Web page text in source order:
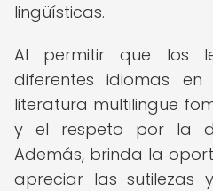
lingüísticas.
Al permitir que los
diferentes idiomas
literatura multilingüe
y el respeto por la
Además, brinda la
apreciar las sutilezas